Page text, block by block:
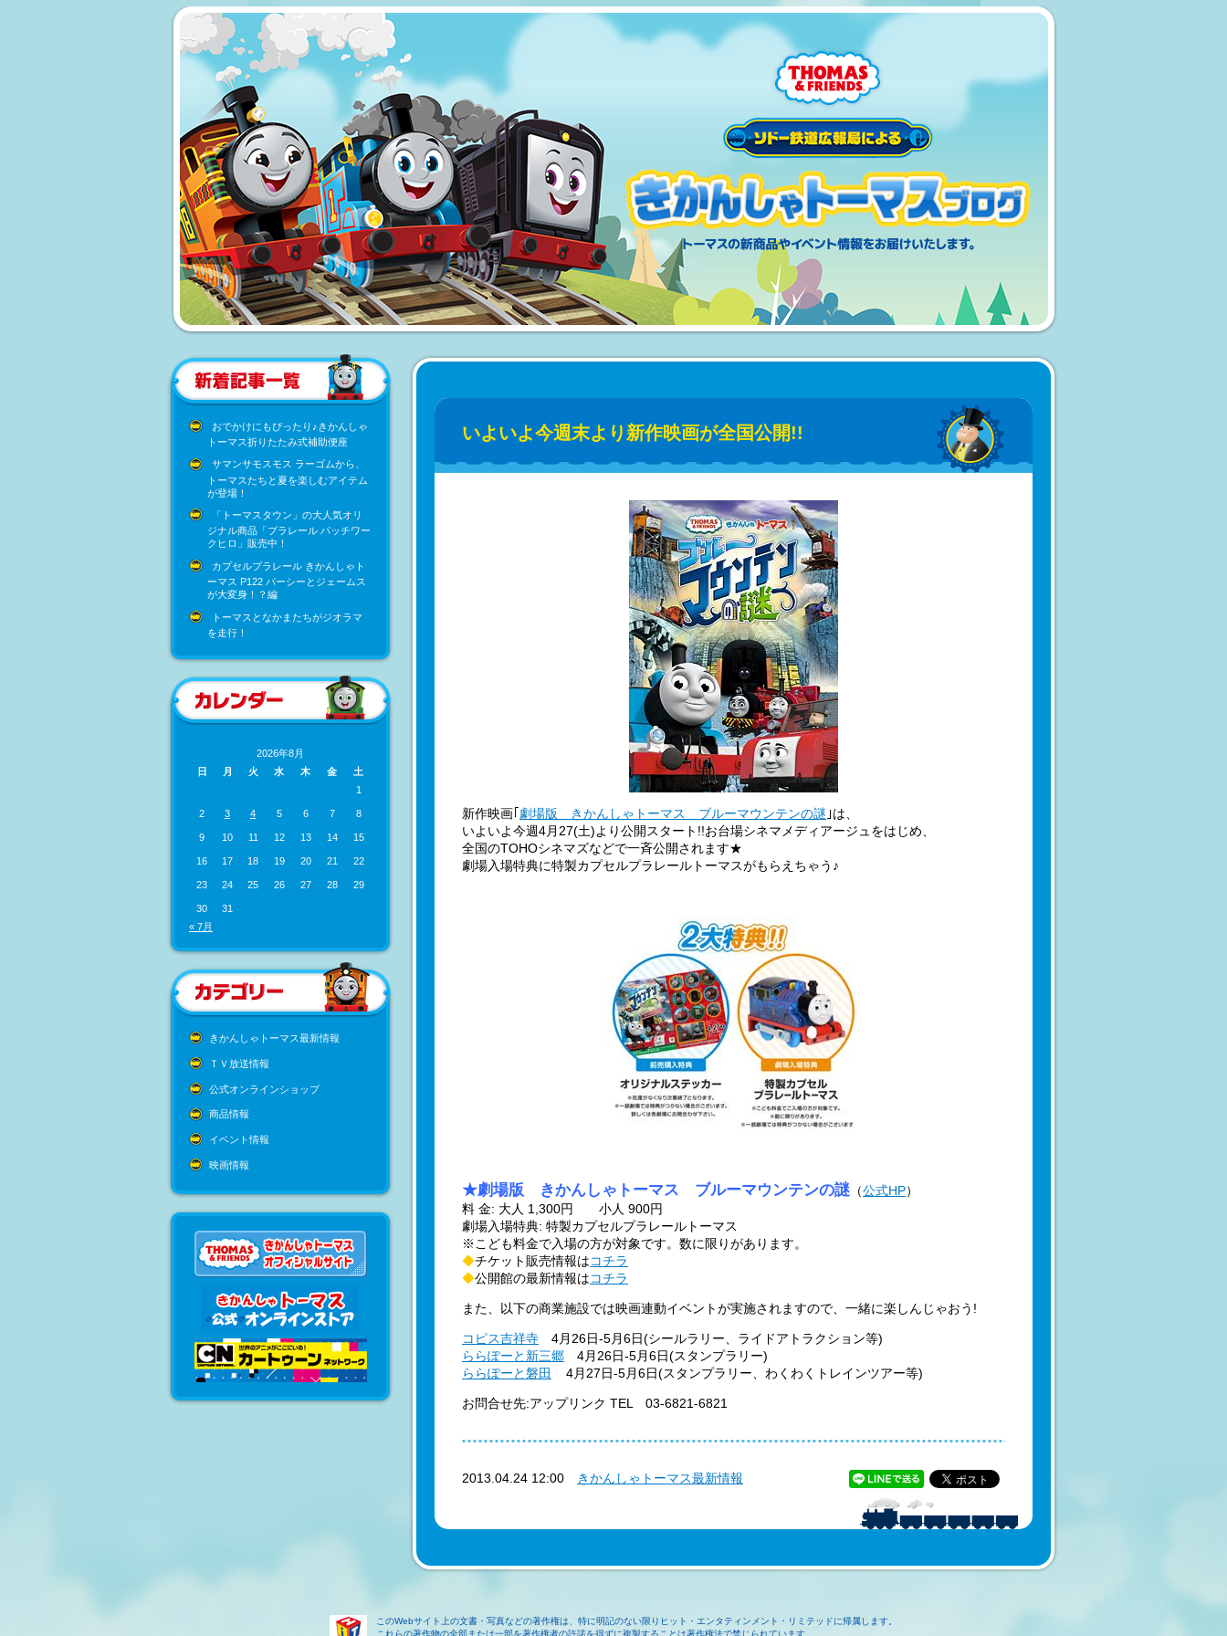
おでかけにもぴったり♪きかんしゃ
トーマス折りたたみ式補助便座
サマンサモスモス ラーゴムから、
トーマスたちと夏を楽しむアイテム
が登場！
「トーマスタウン」の大人気オリ
ジナル商品「プラレール パッチワー
クヒロ」販売中！
カプセルプラレール きかんしゃト
ーマス P122 パーシーとジェームス
が大変身！？編
トーマスとなかまたちがジオラマ
を走行！
2026年8月
日
月 火 水 木 金
土
1
2 3 4 5 6 7 8
9 10 11 12 13 14 15
16 17 18 19 20 21 22
23 24 25 26 27 28 29
30
31
« 7月
きかんしゃトーマス最新情報
ＴＶ放送情報
公式オンラインショップ
商品情報
イベント情報
映画情報
いよいよ今週末より新作映画が全国公開!!
新作映画｢ 劇場版 きかんしゃトーマス ブルーマウンテンの謎 ｣は、
いよいよ今週4月27(土)より公開スタート!!お台場シネマメディアージュをはじめ、
全国のTOHOシネマズなどで一斉公開されます★
劇場入場特典に特製カプセルプラレールトーマスがもらえちゃう♪
★劇場版 きかんしゃトーマス ブルーマウンテンの謎 （公式HP）
料 金: 大人 1,300円 小人 900円
劇場入場特典: 特製カプセルプラレールトーマス
※こども料金で入場の方が対象です。数に限りがあります。
◆チケット販売情報はコチラ
◆公開館の最新情報はコチラ
また、以下の商業施設では映画連動イベントが実施されますので、一緒に楽しんじゃおう!
コピス吉祥寺 4月26日-5月6日(シールラリー、ライドアトラクション等)
ららぽーと新三郷 4月26日-5月6日(スタンプラリー)
ららぽーと磐田
4月27日-5月6日(スタンプラリー、わくわくトレインツアー等)
お問合せ先:アップリンク TEL 03-6821-6821
2013.04.24 12:00 きかんしゃトーマス最新情報
このWebサイト上の文書・写真などの著作権は、特に明記のない限りヒット・エンタティンメント・リミテッドに帰属します。
これらの著作物の全部または一部を著作権者の許諾を得ずに複製することは著作権法で禁じられています。